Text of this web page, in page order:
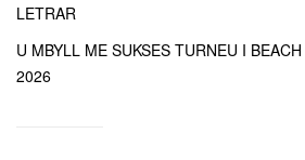
LETRAR
U MBYLL ME SUKSES TURNEU I
2026